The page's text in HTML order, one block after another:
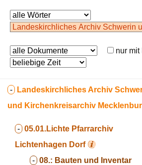
nur
- Landeskirchliches Archiv
und Kirchenkreisarchiv
- 05.01.Lichte Pfarrarchiv
Lichtenhagen Dorf
- 08.: Bauten und Inventar